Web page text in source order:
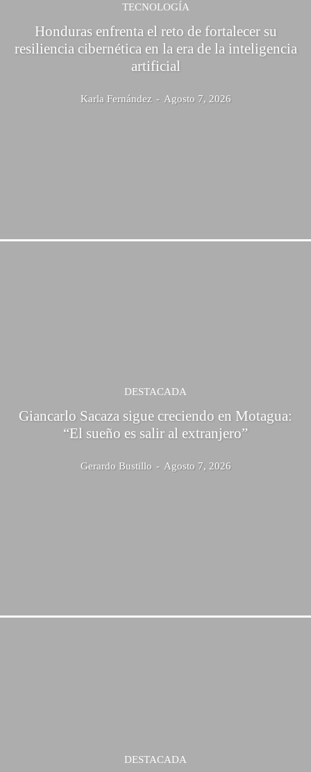
TECNOLOGÍA
Honduras enfrenta el reto de fortalecer su
resiliencia cibernética en la era de la inteligencia
artificial
Karla Fernández - Agosto 7, 2026
DESTACADA
Giancarlo Sacaza sigue creciendo en Motagua:
“El sueño es salir al extranjero”
Gerardo Bustillo - Agosto 7, 2026
DESTACADA